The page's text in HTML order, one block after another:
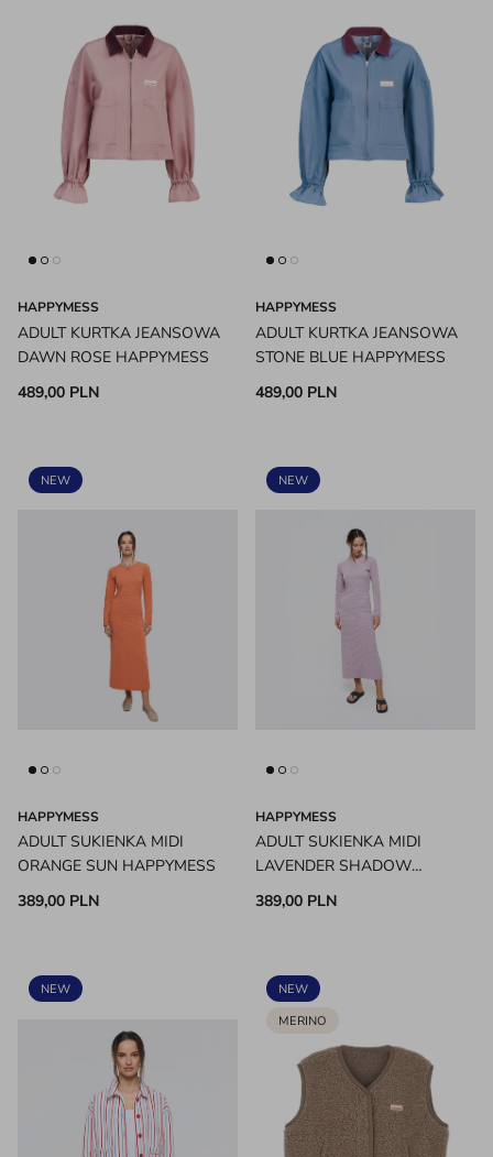
HAPPYMESS
ADULT KURTKA JEANSOWA
DAWN ROSE HAPPYMESS
489,00 PLN
HAPPYMESS
ADULT KURTKA JEANSOWA
STONE BLUE HAPPYMESS
489,00 PLN
NEW
HAPPYMESS
ADULT SUKIENKA MIDI
ORANGE SUN HAPPYMESS
389,00 PLN
NEW
HAPPYMESS
ADULT SUKIENKA MIDI
LAVENDER SHADOW
HAPPYMESS
389,00 PLN
NEW
NEW
MERINO